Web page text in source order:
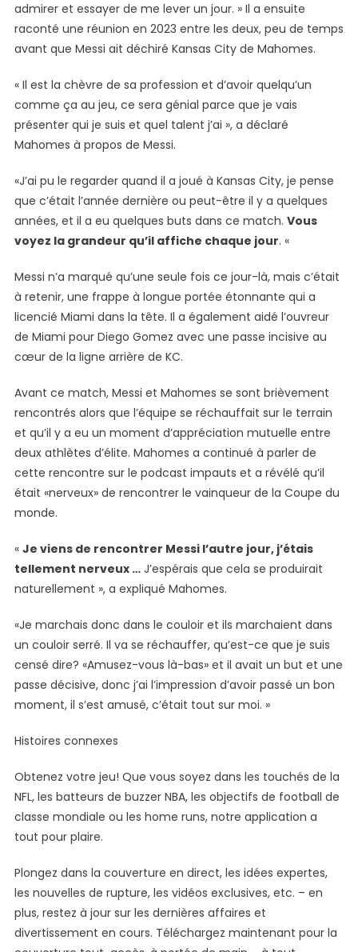
admirer et essayer de me lever un jour. » Il a ensuite
raconté une réunion en 2023 entre les deux, peu de temps
avant que Messi ait déchiré Kansas City de Mahomes.
« Il est la chèvre de sa profession et d’avoir quelqu’un
comme ça au jeu, ce sera génial parce que je vais
présenter qui je suis et quel talent j’ai », a déclaré
Mahomes à propos de Messi.
«J’ai pu le regarder quand il a joué à Kansas City, je pense
que c’était l’année dernière ou peut-être il y a quelques
années, et il a eu quelques buts dans ce match. Vous
voyez la grandeur qu’il affiche chaque jour. «
Messi n’a marqué qu’une seule fois ce jour-là, mais c’était
à retenir, une frappe à longue portée étonnante qui a
licencié Miami dans la tête. Il a également aidé l’ouvreur
de Miami pour Diego Gomez avec une passe incisive au
cœur de la ligne arrière de KC.
Avant ce match, Messi et Mahomes se sont brièvement
rencontrés alors que l’équipe se réchauffait sur le terrain
et qu’il y a eu un moment d’appréciation mutuelle entre
deux athlètes d’élite. Mahomes a continué à parler de
cette rencontre sur le podcast impauts et a révélé qu’il
était «nerveux» de rencontrer le vainqueur de la Coupe du
monde.
« Je viens de rencontrer Messi l’autre jour, j’étais
tellement nerveux …J’espérais que cela se produirait
naturellement », a expliqué Mahomes.
«Je marchais donc dans le couloir et ils marchaient dans
un couloir serré. Il va se réchauffer, qu’est-ce que je suis
censé dire? «Amusez-vous là-bas» et il avait un but et une
passe décisive, donc j’ai l’impression d’avoir passé un bon
moment, il s’est amusé, c’était tout sur moi. »
Histoires connexes
Obtenez votre jeu! Que vous soyez dans les touchés de la
NFL, les batteurs de buzzer NBA, les objectifs de football de
classe mondiale ou les home runs, notre application a
tout pour plaire.
Plongez dans la couverture en direct, les idées expertes,
les nouvelles de rupture, les vidéos exclusives, etc. – en
plus, restez à jour sur les dernières affaires et
divertissement en cours. Téléchargez maintenant pour la